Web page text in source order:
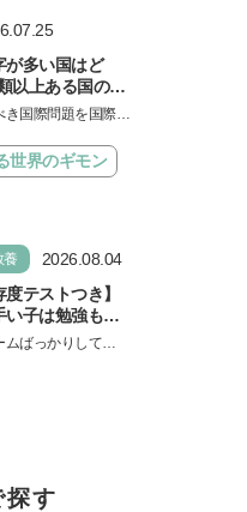
が多い国はど
以上ある国の理
で語る国際問
国際問題を国際政
国際問題」。今回
…
世界のギモン
養
2026.08.04
度テストつき】
い子は勉強もで
高卒でゲーマ
がら受験で勝
ド
ばっかりしてい
ラブルになる家
でも…
探す